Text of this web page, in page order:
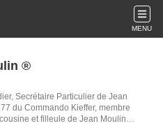
MENU
®
Secrétaire Particulier de Jean
et filleule de Jean Moulin